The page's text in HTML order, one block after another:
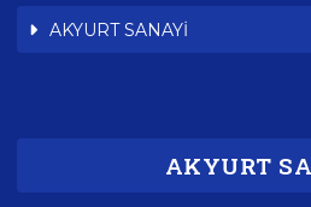
AKYURT SANAYİ
AKYURT